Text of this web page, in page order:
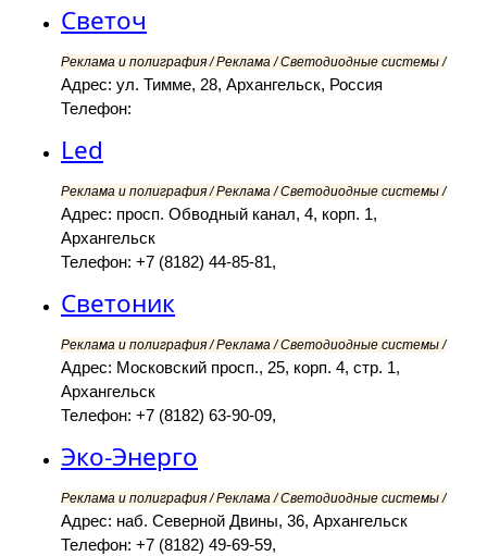
Светоч
Реклама и полиграфия / Реклама / Светодиодные системы /
Адрес: ул. Тимме, 28, Архангельск, Россия
Телефон:
Led
Реклама и полиграфия / Реклама / Светодиодные системы /
Адрес: просп. Обводный канал, 4, корп. 1,
Архангельск
Телефон: +7 (8182) 44-85-81,
Светоник
Реклама и полиграфия / Реклама / Светодиодные системы /
Адрес: Московский просп., 25, корп. 4, стр. 1,
Архангельск
Телефон: +7 (8182) 63-90-09,
Эко-Энерго
Реклама и полиграфия / Реклама / Светодиодные системы /
Адрес: наб. Северной Двины, 36, Архангельск
Телефон: +7 (8182) 49-69-59,